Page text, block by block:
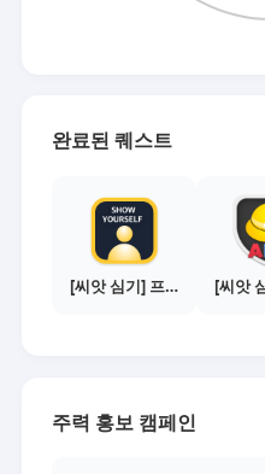
완료된 퀘스트
[씨앗 심기] 프로필 사진 등록하기
주력 홍보 캠페인